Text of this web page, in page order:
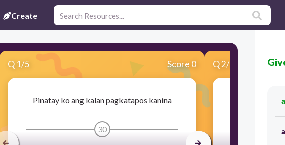
Create
Q 1/5 Score 0
Pinatay ko ang kalan pagkatapos kanina
30
Q2/5